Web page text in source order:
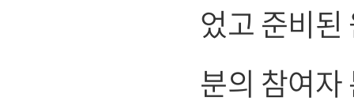
었고 준비
분의 참여